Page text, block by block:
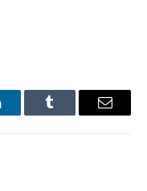
Tumblr Email